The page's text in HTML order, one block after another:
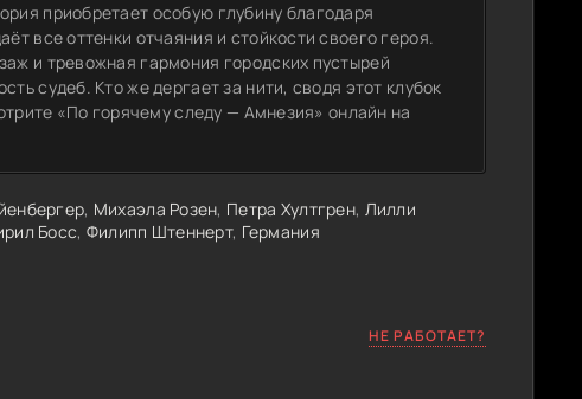
приобретает особую глубину благодаря
все оттенки отчаяния и стойкости своего героя.
и тревожная гармония городских пустырей
судеб. Кто же дергает за нити, сводя этот клубок
«По горячему следу — Амнезия» онлайн на
, Михаэла Розен, Петра Хултгрен, Лилли
Босс, Филипп Штеннерт, Германия
НЕ РАБОТАЕТ?